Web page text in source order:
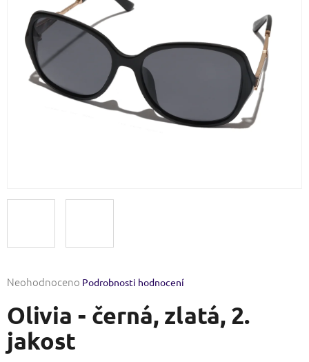
Průměrné
produktu
je
0,0
z
Neohodnoceno Podrobnosti hodnocení
Olivia - černá, zlatá, 2.
jakost